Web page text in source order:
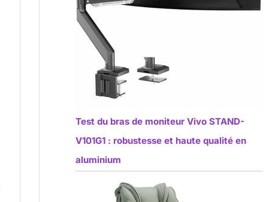
Test du bras de moniteur Vivo STAND-
V101G1 : robustesse et haute qualité en
aluminium